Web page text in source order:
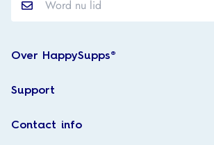
Over HappySupps®
Partner worden?
Support
Contact info